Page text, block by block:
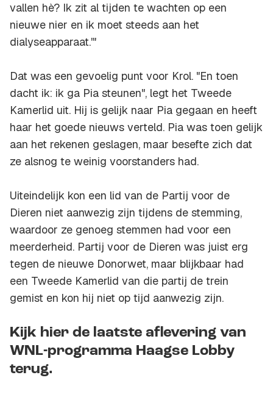
vallen hè? Ik zit al tijden te wachten op een
nieuwe nier en ik moet steeds aan het
dialyseapparaat.'"
Dat was een gevoelig punt voor Krol. "En toen
dacht ik: ik ga Pia steunen", legt het Tweede
Kamerlid uit. Hij is gelijk naar Pia gegaan en heeft
haar het goede nieuws verteld. Pia was toen gelijk
aan het rekenen geslagen, maar besefte zich dat
ze alsnog te weinig voorstanders had.
Uiteindelijk kon een lid van de Partij voor de
Dieren niet aanwezig zijn tijdens de stemming,
waardoor ze genoeg stemmen had voor een
meerderheid. Partij voor de Dieren was juist erg
tegen de nieuwe Donorwet, maar blijkbaar had
een Tweede Kamerlid van die partij de trein
gemist en kon hij niet op tijd aanwezig zijn.
Kijk hier de laatste aflevering van
WNL-programma Haagse Lobby
terug.